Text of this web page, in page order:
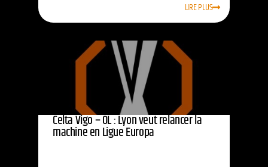
LIRE PLUS
Celta Vigo – OL : Lyon veut relancer la
machine en Ligue Europa